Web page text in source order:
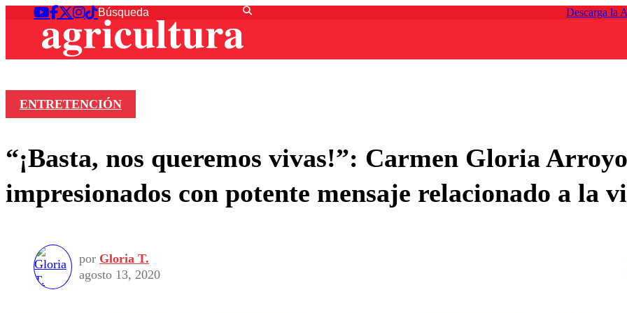
Descarga la
ENTRETENCIÓN
“¡Basta, nos queremos vivas!”: Carmen Gloria
impresionados con potente mensaje relacionado a la
por Gloria T.
agosto 13, 2020